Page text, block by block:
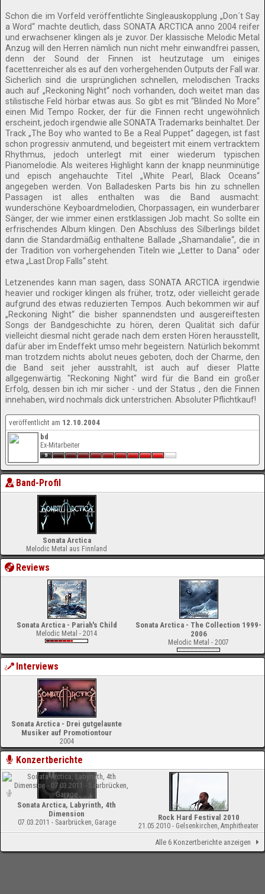
Schon die im Vorfeld veröffentlichte Singleauskopplung „Don´t Say
a Word“ machte deutlich, dass SONATA ARCTICA anno 2004 reifer
und erwachsener klingen als je zuvor. Der klassische Melodic Metal
Anzug will den Herren nämlich nun nicht mehr einwandfrei passen,
denn der Sound der Finnen ist heutzutage um einiges
facettenreicher als es auf den vorhergehenden Outputs der Fall war.
Sicherlich sind die ursprünglichen schnellen, melodischen Tracks
auch auf „Reckoning Night“ noch vorhanden, doch weitet man das
stilistische Feld hörbar etwas aus. So gibt es mit “Blinded No More“
einen Mid Tempo Rocker, der für die Finnen recht ungewöhnlich
erscheint, jedoch irgendwie alle SONATA Trademarks beinhaltet. Der
Track „The Boy who wanted to Be a Real Puppet“ dagegen, ist fast
schon progressiv anmutend, und begeistert mit einem vertracktem
Rhythmus, jedoch unterlegt mit einer wiederum typischen
Pianomelodie. Als weiteres Highlight kann der knapp neunminütige
und episch angehauchte Titel „White Pearl, Black Oceans“
angegeben werden. Von Balladesken Parts bis hin zu schnellen
Passagen ist alles enthalten was die Band ausmacht:
wunderschöne Keyboardmelodien, Chorpassagen, ein wunderbarer
Sänger, der wie immer einen erstklassigen Job macht. So sollte ein
erfrischendes Album klingen. Den Abschluss des Silberlings bildet
dann die Standardmäßig enthaltene Ballade „Shamandalie“, die in
der Tradition von vorhergehenden Titeln wie „Letter to Dana“ oder
etwa „Last Drop Falls“ steht.
Letzenendes kann man sagen, dass SONATA ARCTICA irgendwie
heavier und rockiger klingen als früher, trotz, oder vielleicht gerade
aufgrund des etwas reduzierten Tempos. Auch bekommen wir auf
„Reckoning Night“ die bisher spannendsten und ausgereiftesten
Songs der Bandgeschichte zu hören, deren Qualität sich dafür
vielleicht diesmal nicht gerade nach dem ersten Hören herausstellt,
dafür aber im Endeffekt umso mehr begeistern. Natürlich bekommt
man trotzdem nichts abolut neues geboten, doch der Charme, den
die Band seit jeher ausstrahlt, ist auch auf dieser Platte
allgegenwärtig. "Reckoning Night" wird für die Band ein großer
Erfolg, dessen bin ich mir sicher - und der Status , den die Finnen
innehaben, wird nochmals dick unterstrichen. Absoluter Pflichtkauf!
veröffentlicht am 12.10.2004
bd
Ex-Mitarbeiter
Band-Profil
Sonata Arctica
Melodic Metal aus Finnland
Reviews
Sonata Arctica - Pariah's Child
Melodic Metal - 2014
Sonata Arctica - The Collection 1999-
2006
Melodic Metal - 2007
Interviews
Sonata Arctica - Drei gutgelaunte
Musiker auf Promotiontour
2004
Konzertberichte
Sonata Arctica, Labyrinth, 4th
Dimension
07.03.2011 - Saarbrücken, Garage
Rock Hard Festival 2010
21.05.2010 - Gelsenkirchen, Amphitheater
Alle 6 Konzertberichte anzeigen